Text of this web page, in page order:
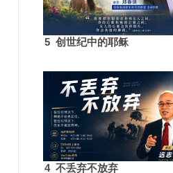
5 创世纪中的耶稣
4 不丢弃不放弃